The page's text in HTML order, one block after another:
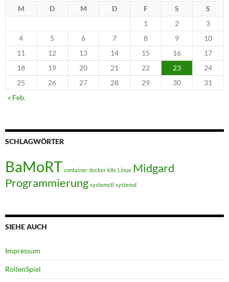
M D M D F S
S
1
2
3
4
5 6 7 8 9
10
11
12 13 14 15 16
17
18
19 20 21 22 23
24
25
26 27 28 29 30
31
« Feb.
SCHLAGWÖRTER
BaMoRT container docker k8s Linux Midgard
Programmierung systemctl systemd
SIEHE AUCH
Impressum
RollenSpiel